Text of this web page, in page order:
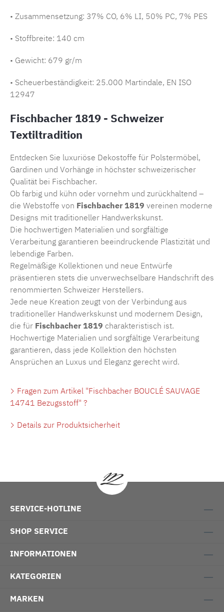
• Zusammensetzung: 37% CO, 6% LI, 50% PC, 7% PES
• Stoffbreite: 140 cm
• Gewicht: 679 gr/m
• Scheuerbeständigkeit: 25.000 Martindale, EN ISO
12947
Fischbacher 1819 - Schweizer
Textiltradition
Entdecken Sie luxuriöse Dekostoffe für Polstermöbel,
Gardinen und Vorhänge in höchster schweizerischer
Qualität bei Fischbacher.
Ob farbig und kühn oder vornehm und zurückhaltend –
die Webstoffe von Fischbacher 1819 vereinen moderne
Designs mit traditioneller Handwerkskunst.
Die hochwertigen Materialien und sorgfältige
Verarbeitung garantieren beeindruckende Plastizität und
lebendige Farben.
Regelmäßige Kollektionen und neue Entwürfe
präsentieren stets die unverwechselbare Handschrift des
renommierten Schweizer Herstellers.
Jede neue Kreation zeugt von der Verbindung aus
traditioneller Handwerkskunst und modernem Design,
die für Fischbacher 1819 charakteristisch ist.
Hochwertige Materialien und sorgfältige Verarbeitung
garantieren, dass jede Kollektion den höchsten
Ansprüchen an Luxus und Eleganz gerecht wird.
Fragen zum Artikel "Fischbacher BOUCLÉ SAUVAGE
14741 Bezugsstoff" ?
Details zur Produktsicherheit
SERVICE-HOTLINE
SHOP SERVICE
INFORMATIONEN
KATEGORIEN
MARKEN